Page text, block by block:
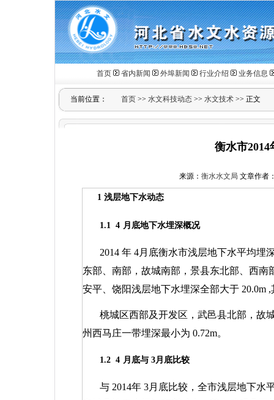
首页 省内新闻 外埠新闻 行业介绍 业务信息
当前位置： 首页 >> 水文科技动态 >> 水文技术 >> 正文
衡水市
来源： 衡水水文局 文章作者
1 浅层地下水动态
1.1 4 月底地下水埋深概况
2014 年 4月底衡水市浅层地下水平均埋
东部、南部，故城南部，景县东北部、西
安平、饶阳浅层地下水埋深全部大于 20.0m ,
桃城区西部及开发区，武邑县北部，故
州西马庄一带埋深最小为 0.72m。
1.2 4 月底与3月底比较
与 2014年 3月底比较，全市浅层地下水